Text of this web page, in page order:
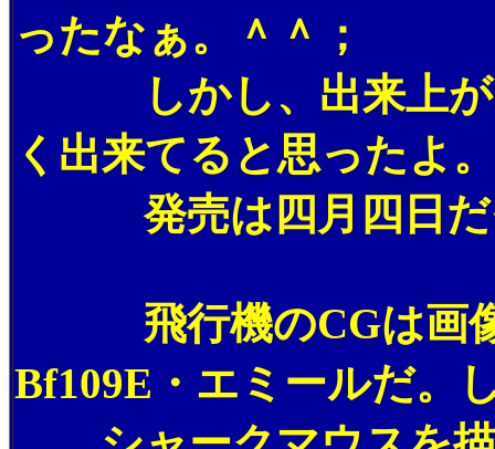
ったなぁ。＾＾；
しかし、出来上がっ
く出来てると思ったよ
発売は四月四日だそ
飛行機のCGは画像
Bf109E・エミールだ。